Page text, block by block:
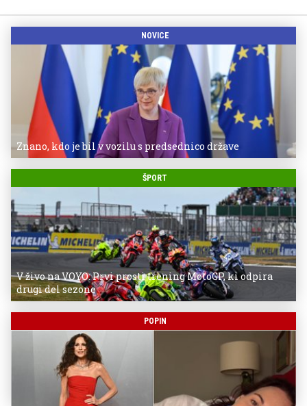
NOVICE
Znano, kdo je bil v vozilu s predsednico države
ŠPORT
V živo na VOYO: Prvi prosti trening MotoGP, ki odpira
drugi del sezone
POPIN